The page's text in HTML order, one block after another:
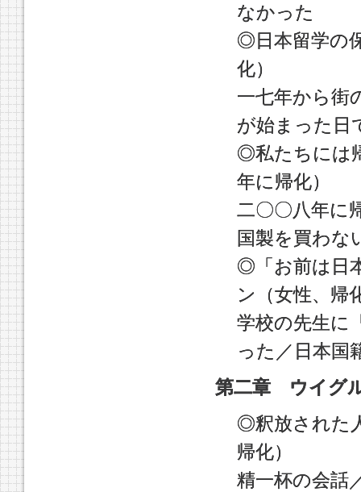
なかった
◎日本留学の
化）
一七年から街
が始まった日
◎私たちには
年に帰化）
二〇〇八年に
国製を買わな
◎「お前は日
ン（女性、帰
学校の先生に
った／日本国
第二章 ウイグ
◎釈放された
帰化）
精一杯の会話